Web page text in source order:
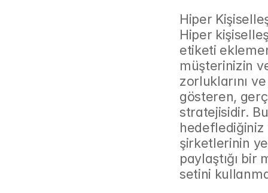
Hiper
Hiper
etiketi
müşterinizin
zorluklarını
gösteren,
stratejisidir.
hedeflediğiniz
şirketlerinin
paylaştığı bir
setini